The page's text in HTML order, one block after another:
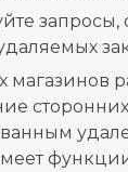
запросы,
магазинов